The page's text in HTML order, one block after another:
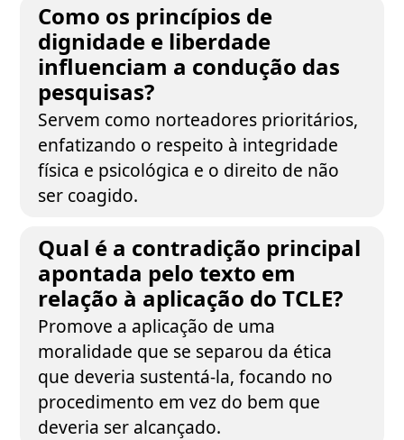
Como os princípios de
dignidade e liberdade
influenciam a condução das
pesquisas?
Servem como norteadores prioritários,
enfatizando o respeito à integridade
física e psicológica e o direito de não
ser coagido.
Qual é a contradição principal
apontada pelo texto em
relação à aplicação do TCLE?
Promove a aplicação de uma
moralidade que se separou da ética
que deveria sustentá-la, focando no
procedimento em vez do bem que
deveria ser alcançado.